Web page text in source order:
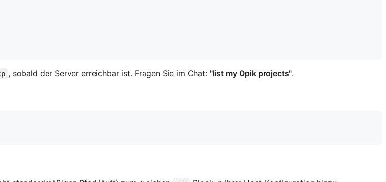
, sobald der Server erreichbar ist. Fragen Sie im Chat: "list my Opik projects".